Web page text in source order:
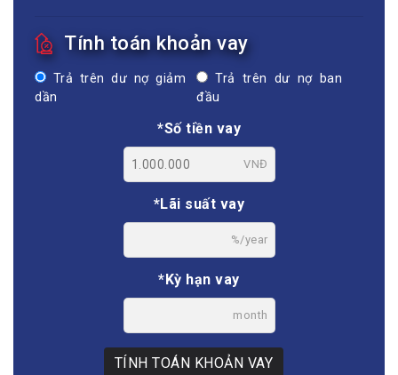
Tính toán khoản vay
Trả trên dư nợ giảm
dần
Trả trên dư nợ ban
đầu
*Số tiền vay
VNĐ
*Lãi suất vay
%/year
*Kỳ hạn vay
month
TÍNH TOÁN KHOẢN VAY